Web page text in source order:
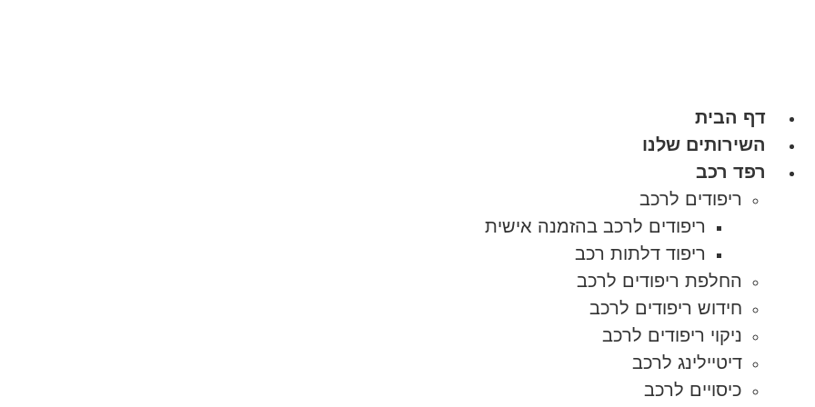
דף הבית
השירותים שלנו
רפד רכב
ריפודים לרכב
ריפודים לרכב בהזמנה אישית
ריפוד דלתות רכב
החלפת ריפודים לרכב
חידוש ריפודים לרכב
ניקוי ריפודים לרכב
דיטיילינג לרכב
כיסויים לרכב